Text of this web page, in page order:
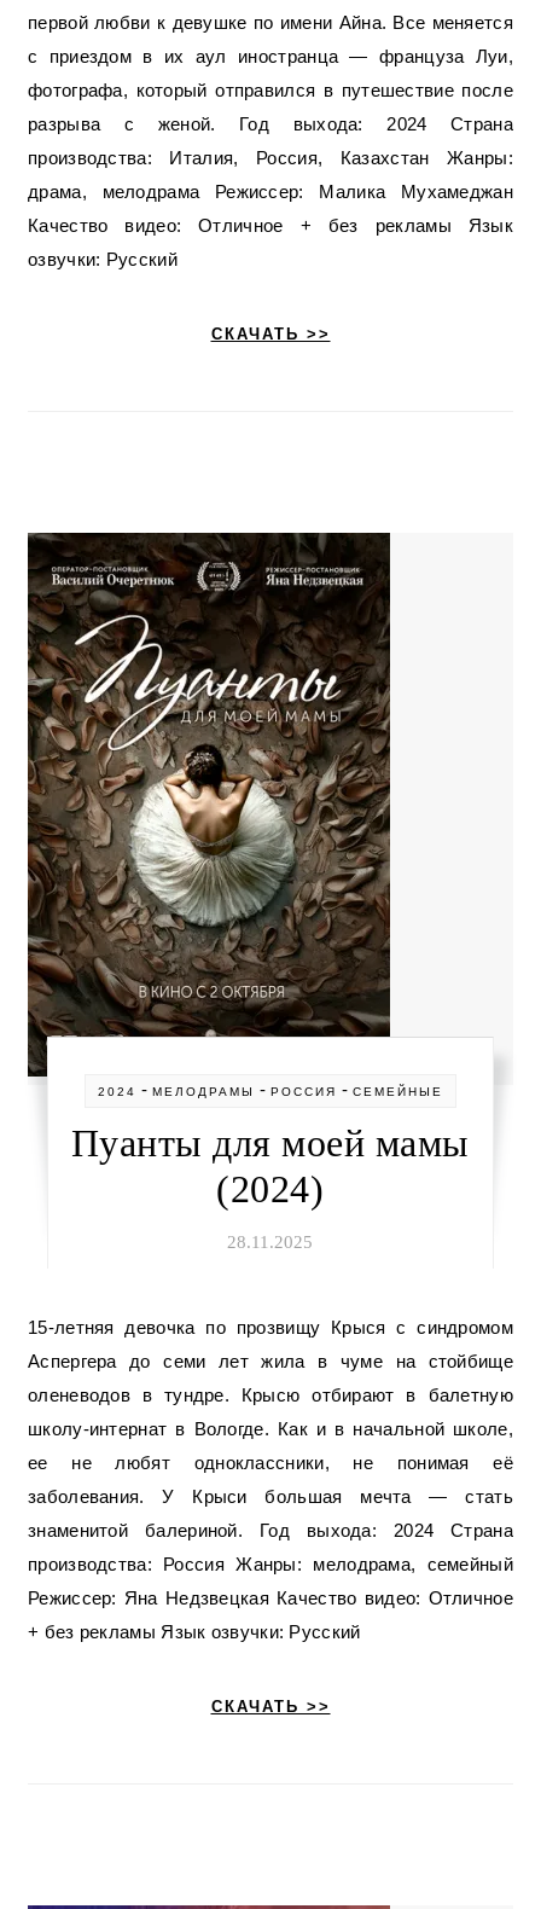
первой любви к девушке по имени Айна. Все меняется
с приездом в их аул иностранца — француза Луи,
фотографа, который отправился в путешествие после
разрыва с женой. Год выхода: 2024 Страна
производства: Италия, Россия, Казахстан Жанры:
драма, мелодрама Режиссер: Малика Мухамеджан
Качество видео: Отличное + без рекламы Язык
озвучки: Русский
СКАЧАТЬ >>
2024 - МЕЛОДРАМЫ - РОССИЯ - СЕМЕЙНЫЕ
Пуанты для моей мамы
(2024)
28.11.2025
15-летняя девочка по прозвищу Крыся с синдромом
Аспергера до семи лет жила в чуме на стойбище
оленеводов в тундре. Крысю отбирают в балетную
школу-интернат в Вологде. Как и в начальной школе,
ее не любят одноклассники, не понимая её
заболевания. У Крыси большая мечта — стать
знаменитой балериной. Год выхода: 2024 Страна
производства: Россия Жанры: мелодрама, семейный
Режиссер: Яна Недзвецкая Качество видео: Отличное
+ без рекламы Язык озвучки: Русский
СКАЧАТЬ >>